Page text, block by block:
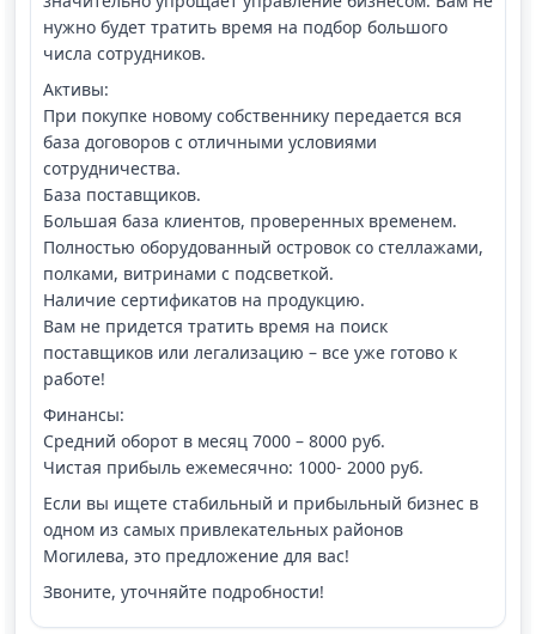
нужно будет тратить время на подбор большого
числа сотрудников.
Активы:
При покупке новому собственнику передается вся
база договоров с отличными условиями
сотрудничества.
База поставщиков.
Большая база клиентов, проверенных временем.
Полностью оборудованный островок со стеллажами,
полками, витринами с подсветкой.
Наличие сертификатов на продукцию.
Вам не придется тратить время на поиск
поставщиков или легализацию – все уже готово к
работе!
Финансы:
Средний оборот в месяц 7000 – 8000 руб.
Чистая прибыль ежемесячно: 1000- 2000 руб.
Если вы ищете стабильный и прибыльный бизнес в
одном из самых привлекательных районов
Могилева, это предложение для вас!
Звоните, уточняйте подробности!